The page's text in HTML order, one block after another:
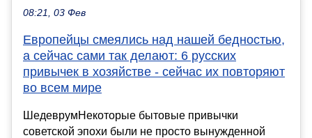
08:21, 03 Фев
Европейцы смеялись над нашей бедностью,
а сейчас сами так делают: 6 русских
привычек в хозяйстве - сейчас их повторяют
во всем мире
ШедеврумНекоторые бытовые привычки
советской эпохи были не просто вынужденной